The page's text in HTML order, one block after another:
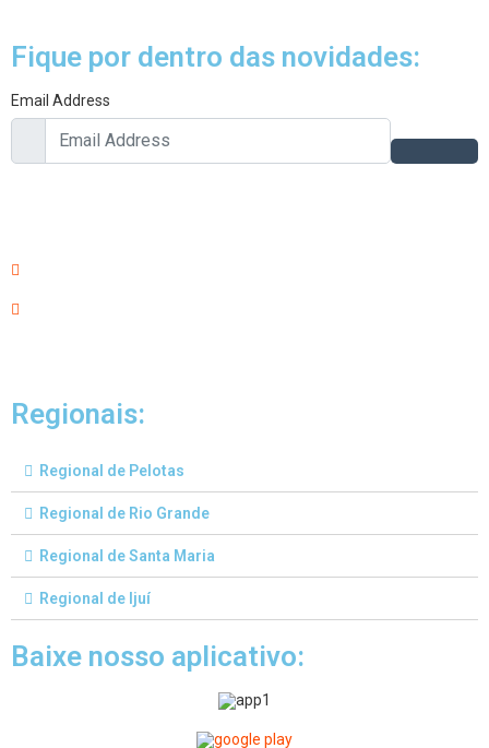
Fique por dentro das novidades:
Email Address
Regionais:
Regional de Pelotas
Regional de Rio Grande
Regional de Santa Maria
Regional de Ijuí
Baixe nosso aplicativo: